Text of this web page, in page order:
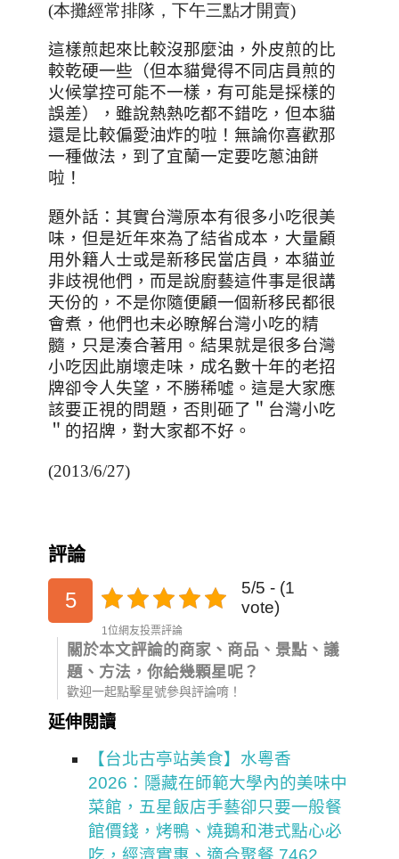
(本攤經常排隊，下午三點才開賣)
這樣煎起來比較沒那麼油，外皮煎的比
較乾硬一些（但本貓覺得不同店員煎的
火候掌控可能不一樣，有可能是採樣的
誤差），雖說熱熱吃都不錯吃，但本貓
還是比較偏愛油炸的啦！ 無論你喜歡那
一種做法，到了宜蘭一定要吃蔥油餅
啦！
題外話：其實台灣原本有很多小吃很美
味，但是近年來為了結省成本，大量顧
用外籍人士或是新移民當店員，本貓並
非歧視他們，而是說廚藝這件事是很講
天份的，不是你隨便顧一個新移民都很
會煮，他們也未必瞭解台灣小吃的精
髓，只是湊合著用。結果就是很多台灣
小吃因此崩壞走味，成名數十年的老招
牌卻令人失望，不勝稀噓。這是大家應
該要正視的問題，否則砸了＂台灣小吃
＂的招牌，對大家都不好。
(2013/6/27)
評論
5
5/5 - (1
vote)
1位網友投票評論
關於本文評論的商家、商品、景點、議
題、方法，你給幾顆星呢？
歡迎一起點擊星號參與評論唷！
延伸閱讀
【台北古亭站美食】水粵香
2026：隱藏在師範大學內的美味中
菜館，五星飯店手藝卻只要一般餐
館價錢，烤鴨、燒鵝和港式點心必
吃，經濟實惠、適合聚餐 7462